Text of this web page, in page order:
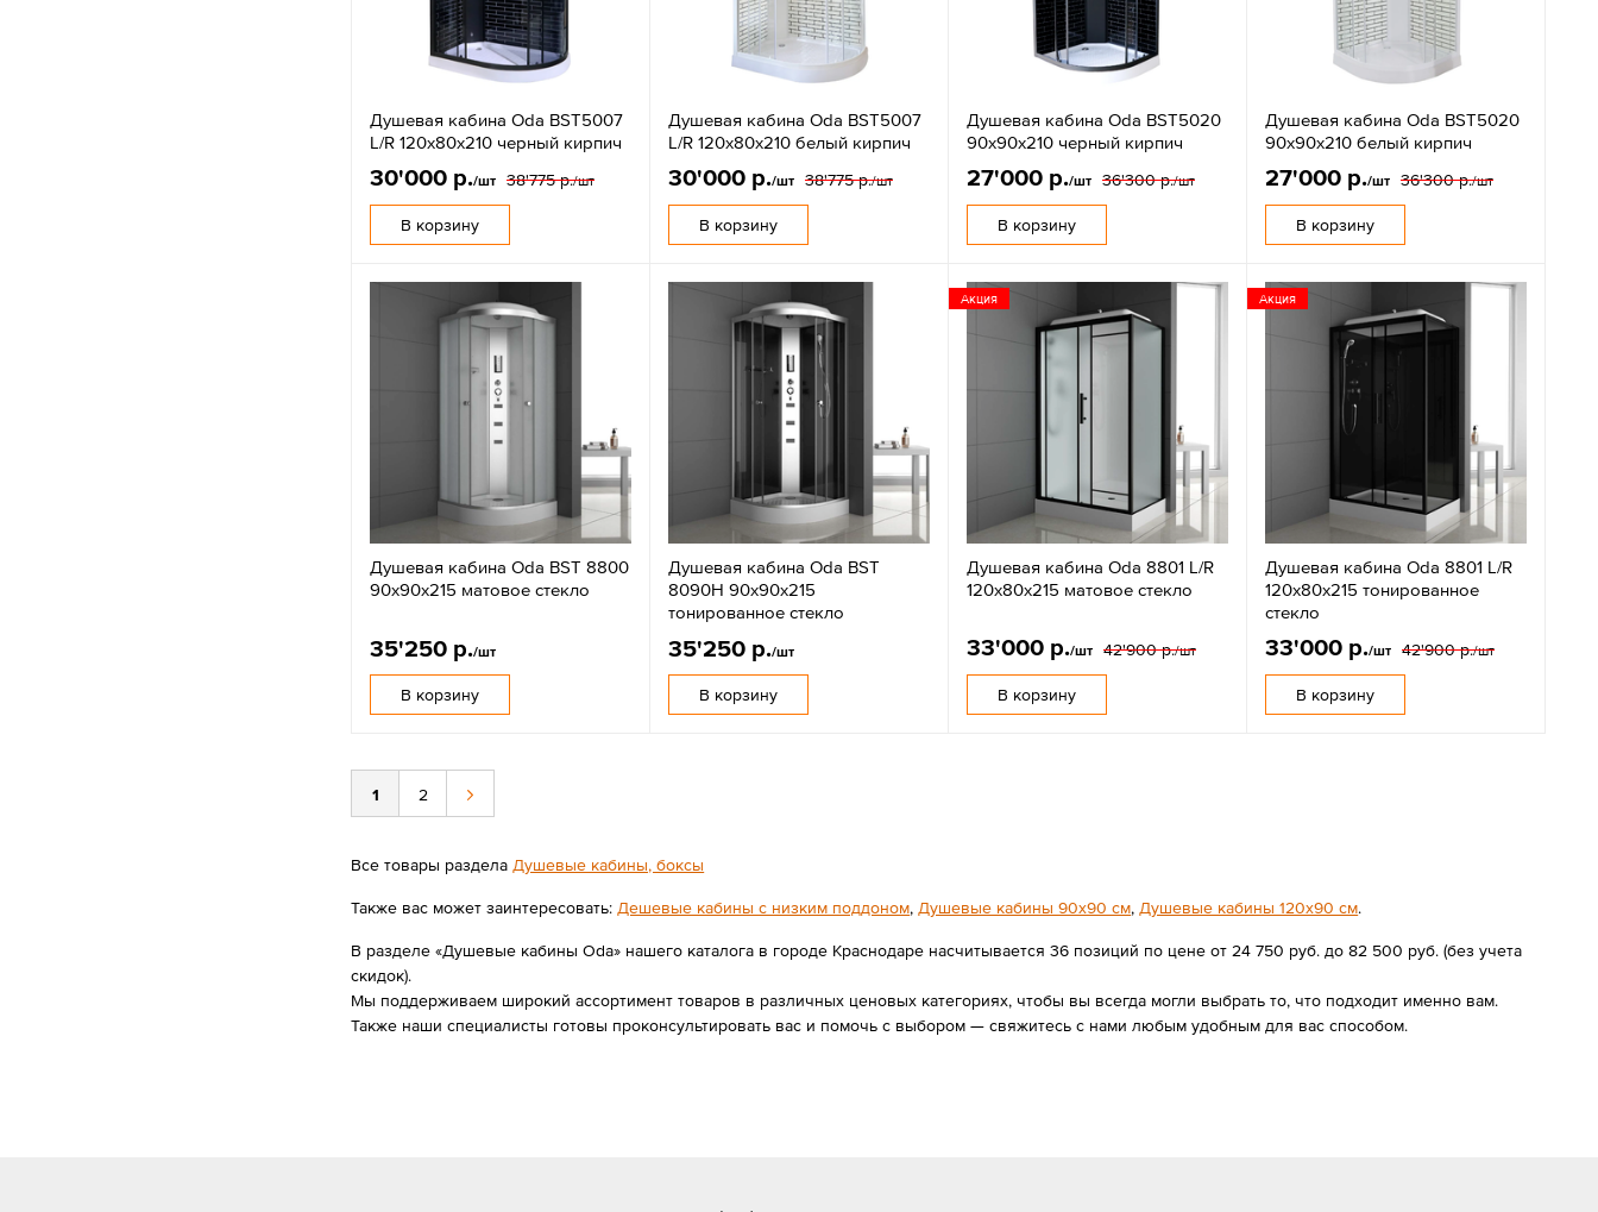
Душевая кабина Oda BST5007
L/R 120х80х210 черный кирпич
30'000 р./шт 38'775 р./шт
В корзину
Душевая кабина Oda BST5007
L/R 120х80х210 белый кирпич
30'000 р./шт 38'775 р./шт
В корзину
Душевая кабина Oda BST5020
90х90х210 черный кирпич
27'000 р./шт 36'300 р./шт
В корзину
Душевая кабина Oda BST5020
90х90х210 белый кирпич
27'000 р./шт 36'300 р./шт
В корзину
Душевая кабина Oda BST 8800
90х90х215 матовое стекло
35'250 р./шт
В корзину
Душевая кабина Oda BST
8090H 90х90х215
тонированное стекло
35'250 р./шт
В корзину
Акция
Душевая кабина Oda 8801 L/R
120x80x215 матовое стекло
33'000 р./шт 42'900 р./шт
В корзину
Акция
Душевая кабина Oda 8801 L/R
120x80x215 тонированное
стекло
33'000 р./шт 42'900 р./шт
В корзину
1 2
Все товары раздела Душевые кабины, боксы
Также вас может заинтересовать: Дешевые кабины с низким поддоном, Душевые кабины 90х90 см, Душевые кабины 120х90 см.
В разделе «Душевые кабины Oda» нашего каталога в городе Краснодаре насчитывается 36 позиций по цене от 24 750 руб. до 82 500 руб. (без учета
скидок).
Мы поддерживаем широкий ассортимент товаров в различных ценовых категориях, чтобы вы всегда могли выбрать то, что подходит именно вам.
Также наши специалисты готовы проконсультировать вас и помочь с выбором — свяжитесь с нами любым удобным для вас способом.